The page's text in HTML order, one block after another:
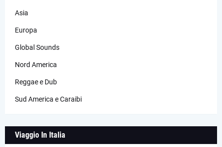
Asia
Europa
Global Sounds
Nord America
Reggae e Dub
Sud America e Caraibi
Viaggio In Italia